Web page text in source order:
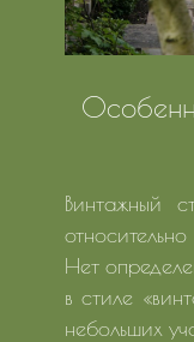
Винтажный
Нет
в стиле
небольших